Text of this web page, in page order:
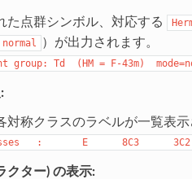
た点群シンボル、対応する
normal
）が出力されます。
group: Td (HM = F-43m)
対称クラスのラベルが一覧表示
: E 8C3 3C2
クター) の表示: